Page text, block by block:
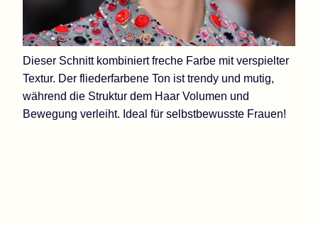
Dieser Schnitt kombiniert freche Farbe mit verspielter
Textur. Der fliederfarbene Ton ist trendy und mutig,
während die Struktur dem Haar Volumen und
Bewegung verleiht. Ideal für selbstbewusste Frauen!